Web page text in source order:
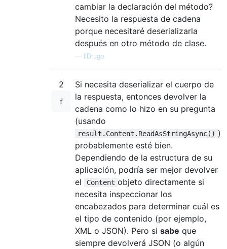
cambiar la declaración del método?
Necesito la respuesta de cadena
porque necesitaré deserializarla
después en otro método de clase.
— IlDrugo
2
Si necesita deserializar el cuerpo de
la respuesta, entonces devolver la
cadena como lo hizo en su pregunta
(usando
result.Content.ReadAsStringAsync() )
probablemente esté bien.
Dependiendo de la estructura de su
aplicación, podría ser mejor devolver
el
Content objeto directamente si
necesita inspeccionar los
encabezados para determinar cuál es
el tipo de contenido (por ejemplo,
XML o JSON). Pero si sabe que
siempre devolverá JSON (o algún